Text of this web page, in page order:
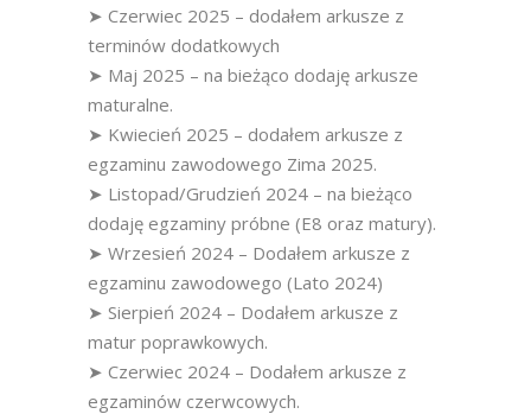
➤ Czerwiec 2025 – dodałem arkusze z
terminów dodatkowych
➤ Maj 2025 – na bieżąco dodaję arkusze
maturalne.
➤ Kwiecień 2025 – dodałem arkusze z
egzaminu zawodowego Zima 2025.
➤ Listopad/Grudzień 2024 – na bieżąco
dodaję egzaminy próbne (E8 oraz matury).
➤ Wrzesień 2024 – Dodałem arkusze z
egzaminu zawodowego (Lato 2024)
➤ Sierpień 2024 – Dodałem arkusze z
matur poprawkowych.
➤ Czerwiec 2024 – Dodałem arkusze z
egzaminów czerwcowych.